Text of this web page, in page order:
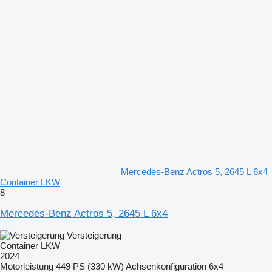
Mercedes-Benz Actros 5, 2645 L 6x4
Container LKW
8
Mercedes-Benz Actros 5, 2645 L 6x4
Versteigerung
Container LKW
2024
Motorleistung 449 PS (330 kW) Achsenkonfiguration 6x4